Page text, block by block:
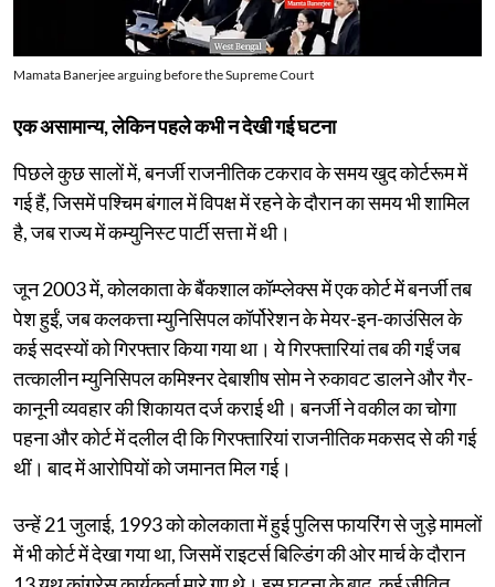
Mamata Banerjee arguing before the Supreme Court
एक असामान्य, लेकिन पहले कभी न देखी गई घटना
पिछले कुछ सालों में, बनर्जी राजनीतिक टकराव के समय खुद कोर्टरूम में
गई हैं, जिसमें पश्चिम बंगाल में विपक्ष में रहने के दौरान का समय भी शामिल
है, जब राज्य में कम्युनिस्ट पार्टी सत्ता में थी।
जून 2003 में, कोलकाता के बैंकशाल कॉम्प्लेक्स में एक कोर्ट में बनर्जी तब
पेश हुईं, जब कलकत्ता म्युनिसिपल कॉर्पोरेशन के मेयर-इन-काउंसिल के
कई सदस्यों को गिरफ्तार किया गया था। ये गिरफ्तारियां तब की गईं जब
तत्कालीन म्युनिसिपल कमिश्नर देबाशीष सोम ने रुकावट डालने और गैर-
कानूनी व्यवहार की शिकायत दर्ज कराई थी। बनर्जी ने वकील का चोगा
पहना और कोर्ट में दलील दी कि गिरफ्तारियां राजनीतिक मकसद से की गई
थीं। बाद में आरोपियों को जमानत मिल गई।
उन्हें 21 जुलाई, 1993 को कोलकाता में हुई पुलिस फायरिंग से जुड़े मामलों
में भी कोर्ट में देखा गया था, जिसमें राइटर्स बिल्डिंग की ओर मार्च के दौरान